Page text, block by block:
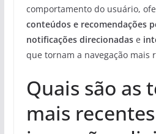
comportamento do usuário,
conteúdos e recomendações
notificações direcionadase
que tornam a navegação mais
Quais são as
mais